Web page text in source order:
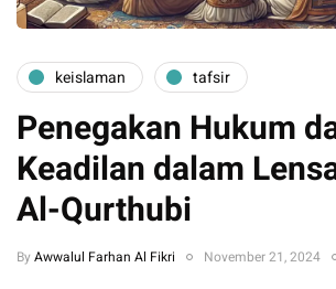
keislaman tafsir
Penegakan Hukum
Keadilan dalam
Al-Qurthubi
By Awwalul Farhan Al Fikri November 21, 2024